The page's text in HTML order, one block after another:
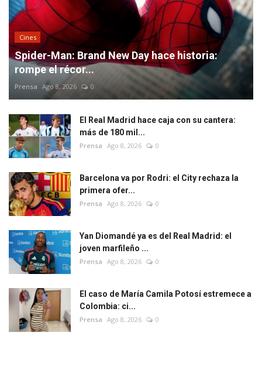
Cines
Spider-Man: Brand New Day hace historia:
rompe el récor...
Prensa Ago 8, 2026 0
El Real Madrid hace caja con su cantera:
más de 180 mil...
Prensa Ago 8, 2026 0
Barcelona va por Rodri: el City rechaza la
primera ofer...
Prensa Ago 8, 2026 0
Yan Diomandé ya es del Real Madrid: el
joven marfileño ...
Prensa Ago 8, 2026 0
El caso de María Camila Potosí estremece a
Colombia: ci...
Prensa Ago 8, 2026 0